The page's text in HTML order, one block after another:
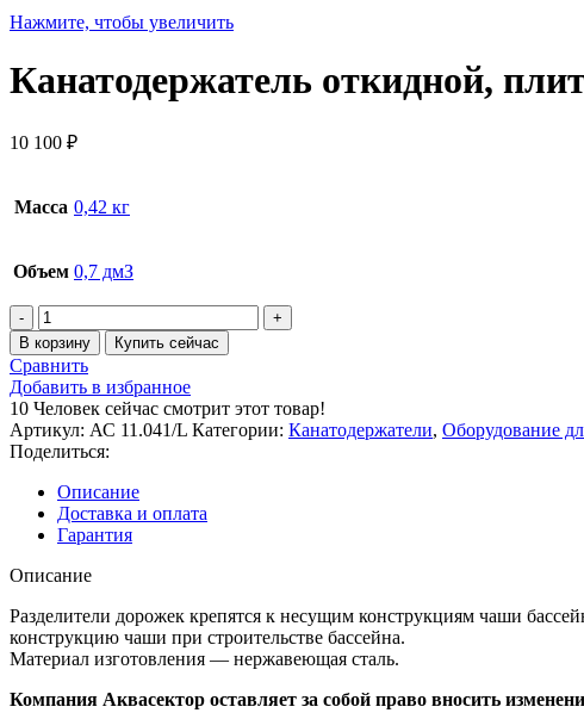
Нажмите, чтобы увеличить
Канатодержатель откидной,
10 100 ₽
Масса 0,42 кг
Объем 0,7 дмЗ
Количество
товара
Канатодержатель
откидной,
плитка
(AISI
316L)
В корзину Купить сейчас
Сравнить
Добавить в избранное
10 Человек сейчас смотрит этот товар!
Артикул: АС 11.041/L Категории: Канатодержатели, Оборудование
Поделиться:
Описание
Доставка и оплата
Гарантия
Описание
Разделители дорожек крепятся к несущим конструкциям чаши
конструкцию чаши при строительстве бассейна.
Материал изготовления — нержавеющая сталь.
Компания Аквасектор оставляет за собой право вносить